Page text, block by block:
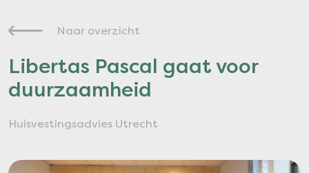
Naar overzicht
Libertas Pascal gaat voor
duurzaamheid
Huisvestingsadvies Utrecht